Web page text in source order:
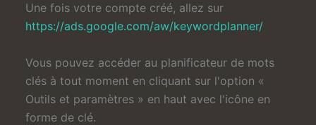
Une fois votre compte créé, allez sur
https://ads.google.com/aw/keywordplanner/
Vous pouvez accéder au planificateur de mots
clés à tout moment en cliquant sur l'option «
Outils et paramètres » en haut avec l'icône en
forme de clé.